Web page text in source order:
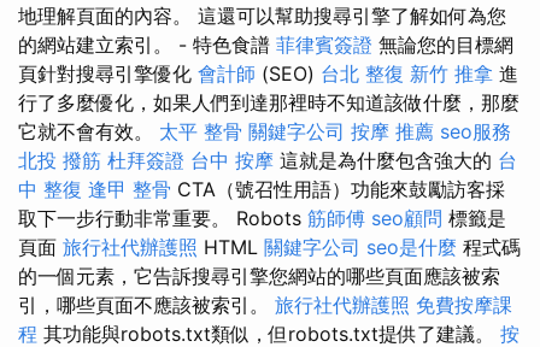
地理解頁面的內容。 這還可以幫助搜尋引擎了解如何為您
的網站建立索引。 - 特色食譜 菲律賓簽證 無論您的目標網
頁針對搜尋引擎優化 會計師 (SEO) 台北 整復 新竹 推拿 進
行了多麼優化，如果人們到達那裡時不知道該做什麼，那麼
它就不會有效。 太平 整骨 關鍵字公司 按摩 推薦 seo服務
北投 撥筋 杜拜簽證 台中 按摩 這就是為什麼包含強大的 台
中 整復 逢甲 整骨 CTA（號召性用語）功能來鼓勵訪客採
取下一步行動非常重要。 Robots 筋師傅 seo顧問 標籤是
頁面 旅行社代辦護照 HTML 關鍵字公司 seo是什麼 程式碼
的一個元素，它告訴搜尋引擎您網站的哪些頁面應該被索
引，哪些頁面不應該被索引。 旅行社代辦護照 免費按摩課
程 其功能與robots.txt類似，但robots.txt提供了建議。 按